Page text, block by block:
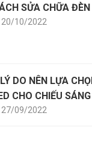
SỬA CHỮA
10/2022
DO NÊN LỰA
CHO CHIẾU
09/2022